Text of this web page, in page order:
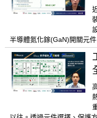
半導體氮化鎵(GaN)開關元